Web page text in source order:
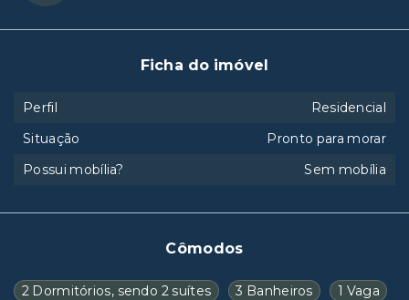
Cômodos
2 Dormitórios, sendo 2 suítes 3 Banheiros
1 Vaga
Ficha do imóvel
Perfil
Residencial
Situação
Pronto para morar
Possui mobília?
Sem mobília